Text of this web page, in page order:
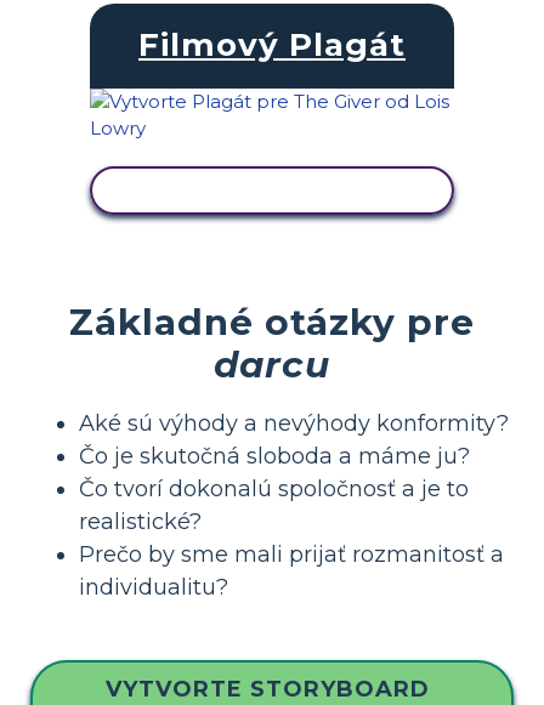
Filmový Plagát
Základné otázky pre
darcu
Aké sú výhody a nevýhody konformity?
Čo je skutočná sloboda a máme ju?
Čo tvorí dokonalú spoločnosť a je to
realistické?
Prečo by sme mali prijať rozmanitosť a
individualitu?
VYTVORTE STORYBOARD